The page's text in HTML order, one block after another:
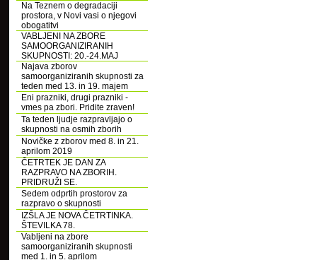
Na Teznem o degradaciji
prostora, v Novi vasi o njegovi
obogatitvi
VABLJENI NA ZBORE
SAMOORGANIZIRANIH
SKUPNOSTI: 20.-24.MAJ
Najava zborov
samoorganiziranih skupnosti za
teden med 13. in 19. majem
Eni prazniki, drugi prazniki -
vmes pa zbori. Pridite zraven!
Ta teden ljudje razpravljajo o
skupnosti na osmih zborih
Novičke z zborov med 8. in 21.
aprilom 2019
ČETRTEK JE DAN ZA
RAZPRAVO NA ZBORIH.
PRIDRUŽI SE.
Sedem odprtih prostorov za
razpravo o skupnosti
IZŠLA JE NOVA ČETRTINKA.
ŠTEVILKA 78.
Vabljeni na zbore
samoorganiziranih skupnosti
med 1. in 5. aprilom